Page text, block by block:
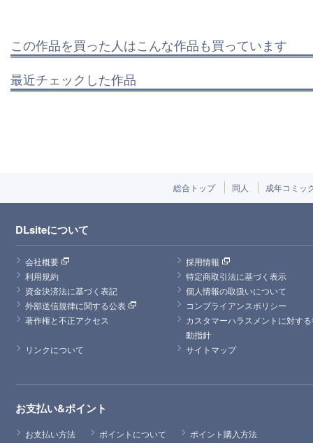
この作品を買った人はこんな作品も買っています
最近チェックした作品
総合トップ 同人 成年コミッ
DLsiteについて
会社概要
採用情報
利用規約
特定商取引法に基づく表示
資金決済法に基づく表記
個人情報の取扱いについて
外部送信規律に関する公表
コンプライアンスポリシー
著作権と不正アクセス
カスタマーハラスメントに対す
動指針
リンクについて
サイトマップ
お支払い&ポイント
お支払い方法 ポイントについて ポイント購入方法